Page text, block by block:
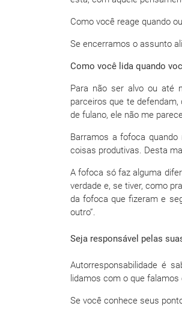
Como você reage quando
Se encerramos o assunto
Como você lida quando
Para não ser alvo ou até
parceiros que te
de fulano, ele não me
Barramos a fofoca
coisas produtivas. Desta
A fofoca só faz alguma
verdade e, se tiver, como
da fofoca que fizeram e
outro”.
Seja responsável pelas
Autorresponsabilidade é
lidamos com o que
Se você conhece seus